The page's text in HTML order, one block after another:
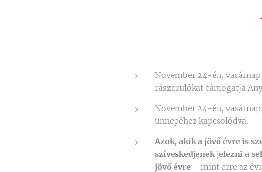
November 24-én,
rászorulókat támogatja
November 24-én,
ünnepéhez kapcsolódva.
Azok, akik a jövő évre is
szíveskedjenek jelezni a
jövő évre – mint erre az